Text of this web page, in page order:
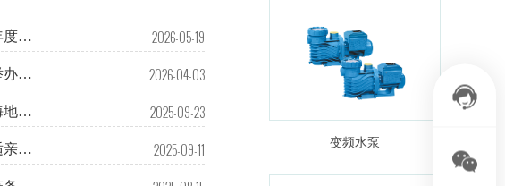
再续荣光，AQUA爱克泳池设备蝉联中海集团2026年度集采战略合作伙伴 2026-05-19
智净领航，聚力北方：AQUA爱克产品推广会圆满举办，泳池设备新品实力呈现 2026-04-03
AQUA爱克泳池设备赢得央企的充分信任，成为中海地产的集采战略合作商 2025-09-23
深耕泳池恒温领域，AQUA爱克空气源热泵打造舒适亲水生活 2025-09-11 变频水泵